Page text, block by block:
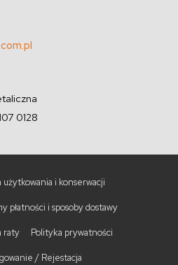
0128
użytkowania i konserwacji
płatności i sposoby dostawy
raty Polityka prywatności
/ Rejestacja